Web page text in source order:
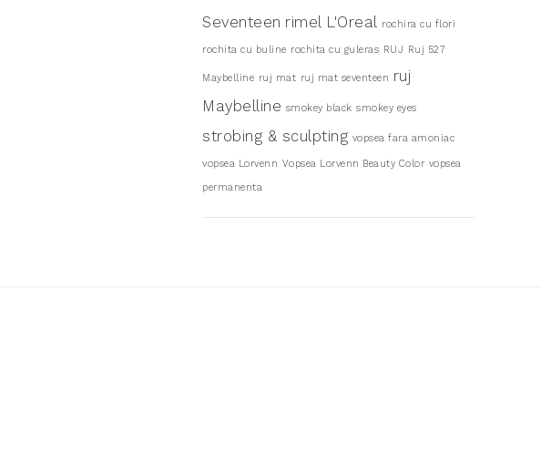
Seventeen rimel L'Oreal rochira cu flori
rochita cu buline rochita cu guleras RUJ Ruj 527
Maybelline ruj mat ruj mat seventeen ruj
Maybelline smokey black smokey eyes
strobing & sculpting vopsea fara amoniac
vopsea Lorvenn Vopsea Lorvenn Beauty Color vopsea
permanenta